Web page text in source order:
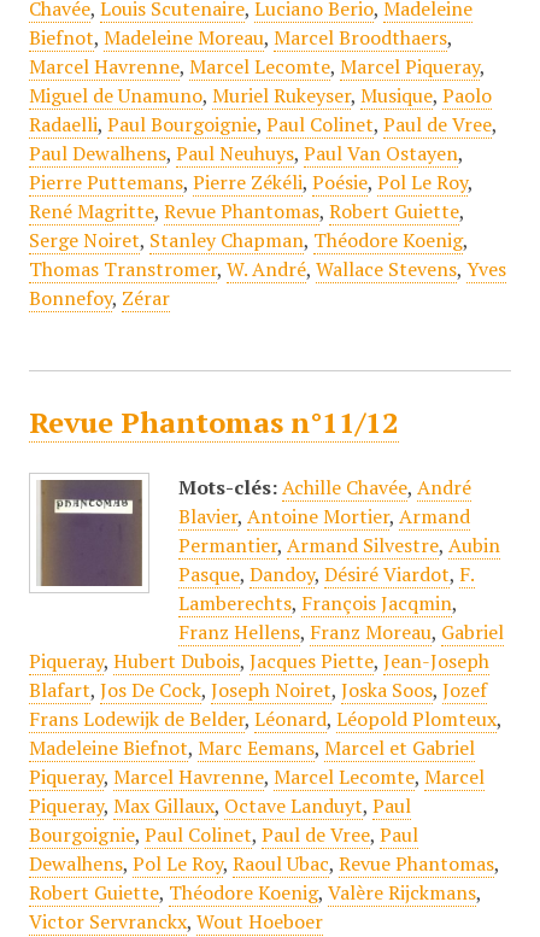
Chavée, Louis Scutenaire, Luciano Berio, Madeleine
Biefnot, Madeleine Moreau, Marcel Broodthaers,
Marcel Havrenne, Marcel Lecomte, Marcel Piqueray,
Miguel de Unamuno, Muriel Rukeyser, Musique, Paolo
Radaelli, Paul Bourgoignie, Paul Colinet, Paul de Vree,
Paul Dewalhens, Paul Neuhuys, Paul Van Ostayen,
Pierre Puttemans, Pierre Zékéli, Poésie, Pol Le Roy,
René Magritte, Revue Phantomas, Robert Guiette,
Serge Noiret, Stanley Chapman, Théodore Koenig,
Thomas Transtromer, W. André, Wallace Stevens, Yves
Bonnefoy, Zérar
Revue Phantomas n°11/12
Mots-clés: Achille Chavée, André
Blavier, Antoine Mortier, Armand
Permantier, Armand Silvestre, Aubin
Pasque, Dandoy, Désiré Viardot, F.
Lamberechts, François Jacqmin,
Franz Hellens, Franz Moreau, Gabriel
Piqueray, Hubert Dubois, Jacques Piette, Jean-Joseph
Blafart, Jos De Cock, Joseph Noiret, Joska Soos, Jozef
Frans Lodewijk de Belder, Léonard, Léopold Plomteux,
Madeleine Biefnot, Marc Eemans, Marcel et Gabriel
Piqueray, Marcel Havrenne, Marcel Lecomte, Marcel
Piqueray, Max Gillaux, Octave Landuyt, Paul
Bourgoignie, Paul Colinet, Paul de Vree, Paul
Dewalhens, Pol Le Roy, Raoul Ubac, Revue Phantomas,
Robert Guiette, Théodore Koenig, Valère Rijckmans,
Victor Servranckx, Wout Hoeboer